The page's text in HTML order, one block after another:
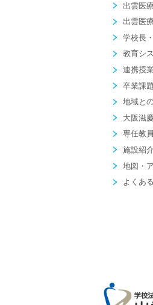
出雲医
出雲医
学校長
教育シ
連携授
卒業課
地域と
大阪滋
専任教
施設紹介
地図・
よくあ